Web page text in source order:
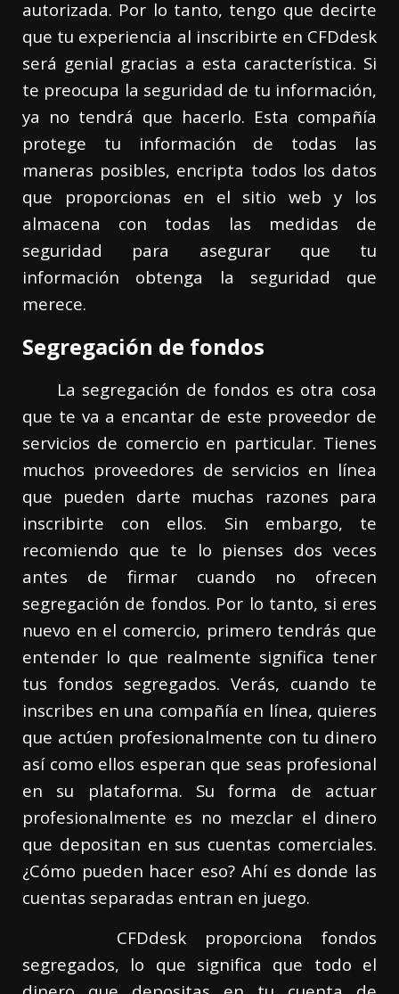
autorizada. Por lo tanto, tengo que decirte
que tu experiencia al inscribirte en CFDdesk
será genial gracias a esta característica. Si
te preocupa la seguridad de tu información,
ya no tendrá que hacerlo. Esta compañía
protege tu información de todas las
maneras posibles, encripta todos los datos
que proporcionas en el sitio web y los
almacena con todas las medidas de
seguridad para asegurar que tu
información obtenga la seguridad que
merece.
Segregación de fondos
La segregación de fondos es otra cosa
que te va a encantar de este proveedor de
servicios de comercio en particular. Tienes
muchos proveedores de servicios en línea
que pueden darte muchas razones para
inscribirte con ellos. Sin embargo, te
recomiendo que te lo pienses dos veces
antes de firmar cuando no ofrecen
segregación de fondos. Por lo tanto, si eres
nuevo en el comercio, primero tendrás que
entender lo que realmente significa tener
tus fondos segregados. Verás, cuando te
inscribes en una compañía en línea, quieres
que actúen profesionalmente con tu dinero
así como ellos esperan que seas profesional
en su plataforma. Su forma de actuar
profesionalmente es no mezclar el dinero
que depositan en sus cuentas comerciales.
¿Cómo pueden hacer eso? Ahí es donde las
cuentas separadas entran en juego.
CFDdesk proporciona fondos
segregados, lo que significa que todo el